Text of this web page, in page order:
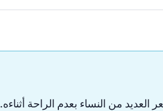
من النساء بعدم الراحة أثناءه.